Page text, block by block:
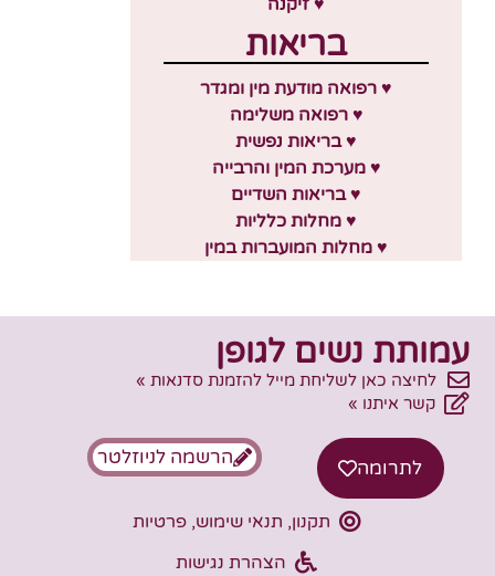
בריאות
♥ רפואה מודעת מין ומגדר
♥ רפואה משלימה
♥ בריאות נפשית
♥ מערכת המין והרבייה
♥ בריאות השדיים
♥ מחלות כלליות
♥ מחלות המועברות במין
עמותת נשים לגופן
לחיצה כאן לשליחת מייל להזמנת סדנאות »
קשר איתנו »
לתרומה הרשמה לניוזלטר
תקנון, תנאי שימוש, פרטיות
הצהרת נגישות